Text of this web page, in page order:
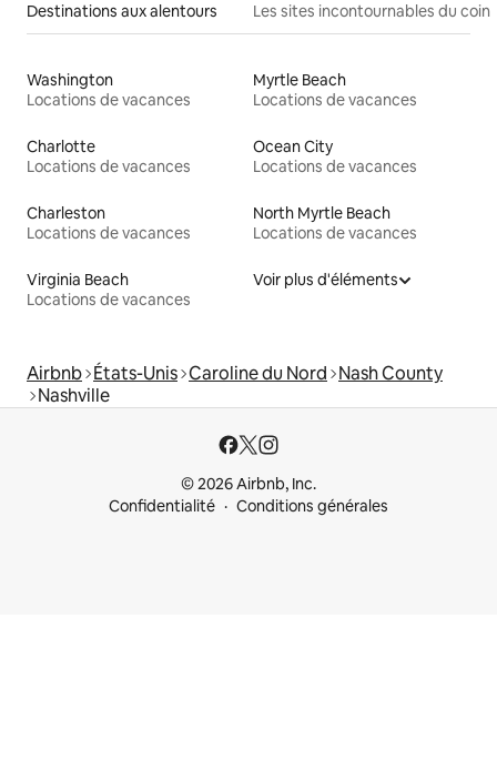
Destinations aux alentours Les sites incontournables du coin
Washington
Locations de vacances
Myrtle Beach
Locations de vacances
Charlotte
Locations de vacances
Ocean City
Locations de vacances
Charleston
Locations de vacances
North Myrtle Beach
Locations de vacances
Virginia Beach
Locations de vacances
Voir plus d'éléments
Airbnb États-Unis Caroline du Nord Nash County
Nashville
© 2026 Airbnb, Inc.
Confidentialité
Conditions générales